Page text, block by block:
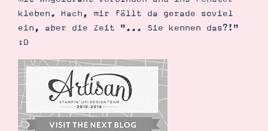
kleben. Hach, mir fällt da gerade soviel
ein, aber die Zeit "... Sie kennen das?!"
:D